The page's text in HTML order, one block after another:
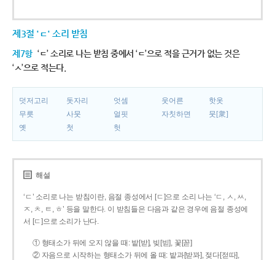
제3절 'ㄷ' 소리 받침
제7항 ‘ㄷ’ 소리로 나는 받침 중에서 ‘ㄷ’으로 적을 근거가 없는 것은
‘ㅅ’으로 적는다.
덧저고리 돗자리 엇셈 웃어른
핫옷
무릇
사뭇 얼핏 자칫하면
뭇[衆]
옛
첫 헛
해설
‘ㄷ’ 소리로 나는 받침이란, 음절 종성에서 [ㄷ]으로 소리 나는 ‘ㄷ, ㅅ, ㅆ,
ㅈ, ㅊ, ㅌ, ㅎ’ 등을 말한다. 이 받침들은 다음과 같은 경우에 음절 종성에
서 [ㄷ]으로 소리가 난다.
① 형태소가 뒤에 오지 않을 때: 밭[받], 빚[빋], 꽃[꼳]
② 자음으로 시작하는 형태소가 뒤에 올 때: 밭과[받꽈], 젖다[젇따],